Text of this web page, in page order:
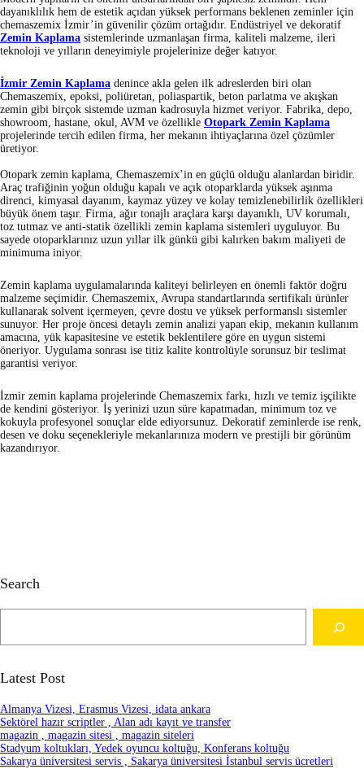
dayanıklılık hem de estetik açıdan yüksek performans beklenen zeminler için
chemaszemix İzmir’in güvenilir çözüm ortağıdır. Endüstriyel ve dekoratif
Zemin Kaplama sistemlerinde uzmanlaşan firma, kaliteli malzeme, ileri
teknoloji ve yılların deneyimiyle projelerinize değer katıyor.
İzmir Zemin Kaplama denince akla gelen ilk adreslerden biri olan
Chemaszemix, epoksi, poliüretan, poliaspartik, beton parlatma ve akışkan
zemin gibi birçok sistemde uzman kadrosuyla hizmet veriyor. Fabrika, depo,
showroom, hastane, okul, AVM ve özellikle Otopark Zemin Kaplama
projelerinde tercih edilen firma, her mekanın ihtiyaçlarına özel çözümler
üretiyor.
Otopark zemin kaplama, Chemaszemix’in en güçlü olduğu alanlardan biridir.
Araç trafiğinin yoğun olduğu kapalı ve açık otoparklarda yüksek aşınma
direnci, kimyasal dayanım, kaymaz yüzey ve kolay temizlenebilirlik özellikleri
büyük önem taşır. Firma, ağır tonajlı araçlara karşı dayanıklı, UV korumalı,
toz tutmaz ve anti-statik özellikli zemin kaplama sistemleri uyguluyor. Bu
sayede otoparklarınız uzun yıllar ilk günkü gibi kalırken bakım maliyeti de
minimuma iniyor.
Zemin kaplama uygulamalarında kaliteyi belirleyen en önemli faktör doğru
malzeme seçimidir. Chemaszemix, Avrupa standartlarında sertifikalı ürünler
kullanarak solvent içermeyen, çevre dostu ve yüksek performanslı sistemler
sunuyor. Her proje öncesi detaylı zemin analizi yapan ekip, mekanın kullanım
amacına, yük kapasitesine ve estetik beklentilere göre en uygun sistemi
öneriyor. Uygulama sonrası ise titiz kalite kontrolüyle sorunsuz bir teslimat
garantisi veriyor.
İzmir zemin kaplama projelerinde Chemaszemix farkı, hızlı ve temiz işçilikte
de kendini gösteriyor. İş yerinizi uzun süre kapatmadan, minimum toz ve
kokuyla profesyonel sonuçlar elde ediyorsunuz. Dekoratif zeminlerde ise renk,
desen ve doku seçenekleriyle mekanlarınıza modern ve prestijli bir görünüm
kazandırıyor.
Search
h
Latest Post
Almanya Vizesi, Erasmus Vizesi, idata ankara
Sektörel hazır scriptler , Alan adı kayıt ve transfer
magazin , magazin sitesi , magazin siteleri
Stadyum koltukları, Yedek oyuncu koltuğu, Konferans koltuğu
Sakarya üniversitesi servis , Sakarya üniversitesi İstanbul servis ücretleri